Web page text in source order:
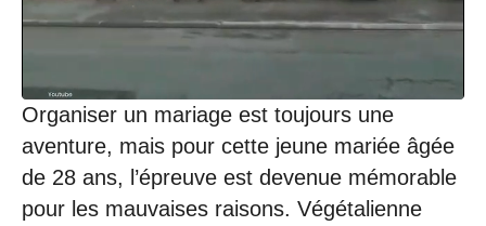
Organiser un mariage est toujours une
aventure, mais pour cette jeune mariée âgée
de 28 ans, l’épreuve est devenue mémorable
pour les mauvaises raisons. Végétalienne